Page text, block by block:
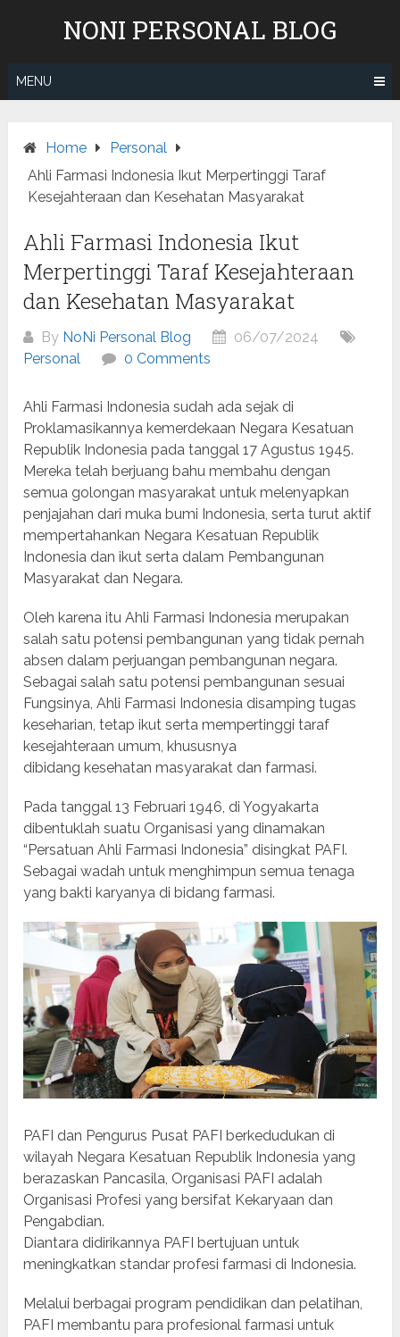
NONI PERSONAL BLOG
MENU
Home
Personal
Ahli Farmasi Indonesia Ikut Merpertinggi Taraf
Kesejahteraan dan Kesehatan Masyarakat
Ahli Farmasi Indonesia Ikut
Merpertinggi Taraf Kesejahteraan
dan Kesehatan Masyarakat
By NoNi Personal Blog
06/07/2024
Personal
0 Comments
Ahli Farmasi Indonesia sudah ada sejak di
Proklamasikannya kemerdekaan Negara Kesatuan
Republik Indonesia pada tanggal 17 Agustus 1945.
Mereka telah berjuang bahu membahu dengan
semua golongan masyarakat untuk melenyapkan
penjajahan dari muka bumi Indonesia, serta turut aktif
mempertahankan Negara Kesatuan Republik
Indonesia dan ikut serta dalam Pembangunan
Masyarakat dan Negara.
Oleh karena itu Ahli Farmasi Indonesia merupakan
salah satu potensi pembangunan yang tidak pernah
absen dalam perjuangan pembangunan negara.
Sebagai salah satu potensi pembangunan sesuai
Fungsinya, Ahli Farmasi Indonesia disamping tugas
keseharian, tetap ikut serta mempertinggi taraf
kesejahteraan umum, khususnya
dibidang kesehatan masyarakat dan farmasi.
Pada tanggal 13 Februari 1946, di Yogyakarta
dibentuklah suatu Organisasi yang dinamakan
“Persatuan Ahli Farmasi Indonesia” disingkat PAFI.
Sebagai wadah untuk menghimpun semua tenaga
yang bakti karyanya di bidang farmasi.
PAFI dan Pengurus Pusat PAFI berkedudukan di
wilayah Negara Kesatuan Republik Indonesia yang
berazaskan Pancasila, Organisasi PAFI adalah
Organisasi Profesi yang bersifat Kekaryaan dan
Pengabdian.
Diantara didirikannya PAFI bertujuan untuk
meningkatkan standar profesi farmasi di Indonesia.
Melalui berbagai program pendidikan dan pelatihan,
PAFI membantu para profesional farmasi untuk